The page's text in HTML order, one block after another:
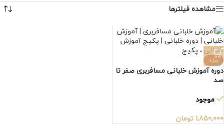
مشاهده فیلترها
ویژه
دوره آموزش خلبانی مسافربری صفر تا
صد
موجود
1,850,000 تومان